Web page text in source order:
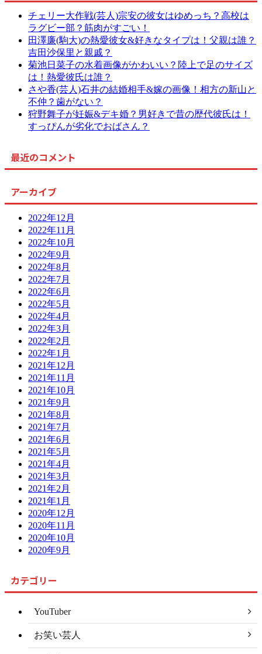
チェリー大作戦(芸人)宗安の彼女はゆめっち？高校は
ラグビー部？筋肉がすごい！
田澤廉(駒大)の熱愛彼女&好きなタイプは！父親は誰？
吉田沙保里と親戚？
菊池日菜子の水着画像がかわいい？陸上で足のサイズ
は！熱愛彼氏は誰？
さや香(芸人)石井の結婚相手&嫁の画像！相方の新山と
不仲？歯がない？
狩野舞子が妊娠&デキ婚？男好きで昔の歴代彼氏は！
すっぴんが劣化でおばさん？
最近のコメント
アーカイブ
2022年12月
2022年11月
2022年10月
2022年9月
2022年8月
2022年7月
2022年6月
2022年5月
2022年4月
2022年3月
2022年2月
2022年1月
2021年12月
2021年11月
2021年10月
2021年9月
2021年8月
2021年7月
2021年6月
2021年5月
2021年4月
2021年3月
2021年2月
2021年1月
2020年12月
2020年11月
2020年10月
2020年9月
カテゴリー
YouTuber
お笑い芸人